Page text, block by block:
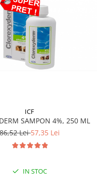
ICF
SAMPON 4%, 250 ML
86,52 Lei57,35 Lei
IN STOC